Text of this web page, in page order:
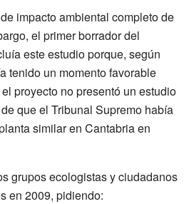
impacto ambiental completo de
el primer borrador del
este estudio porque, según
tenido un momento favorable
proyecto no presentó un estudio
que el Tribunal Supremo había
similar en Cantabria en
grupos ecologistas y ciudadanos
en 2009, pidiendo: